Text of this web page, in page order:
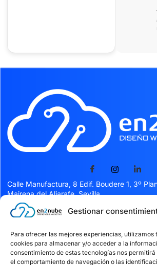
Gestionar
Para ofrecer las mejores experiencias, utilizamos
cookies para almacenar y/o acceder a la
consentimiento de estas tecnologías nos
el comportamiento de navegación o las
Calle Manufactura, 8 Edif. Boudere 1, 3º
Mairena del Aljarafe, Sevilla
Servicios